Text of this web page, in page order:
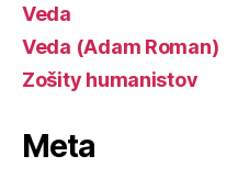
Veda
Veda (Adam Roman)
Zošity humanistov
Meta